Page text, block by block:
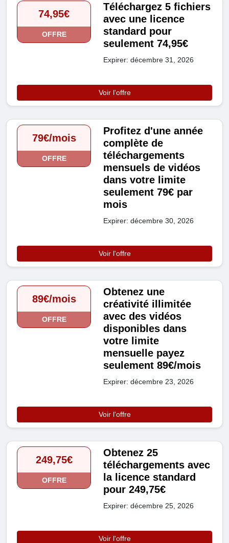
74,95€
OFFRE
Téléchargez 5 fichiers
avec une licence
standard pour
seulement 74,95€
Expirer: décembre 31, 2026
Voir l'offre
79€/mois
OFFRE
Profitez d'une année
complète de
téléchargements
mensuels de vidéos
dans votre limite
seulement 79€ par
mois
Expirer: décembre 30, 2026
Voir l'offre
89€/mois
OFFRE
Obtenez une
créativité illimitée
avec des vidéos
disponibles dans
votre limite
mensuelle payez
seulement 89€/mois
Expirer: décembre 23, 2026
Voir l'offre
249,75€
OFFRE
Obtenez 25
téléchargements avec
la licence standard
pour 249,75€
Expirer: décembre 25, 2026
Voir l'offre